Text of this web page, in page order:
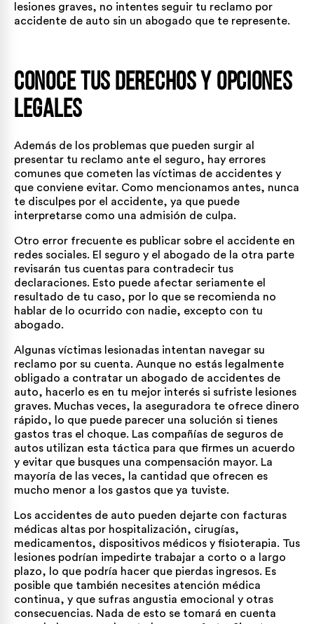
lesiones graves, no intentes seguir tu reclamo por
accidente de auto sin un abogado que te represente.
Conoce tus derechos y opciones
legales
Además de los problemas que pueden surgir al
presentar tu reclamo ante el seguro, hay errores
comunes que cometen las víctimas de accidentes y
que conviene evitar. Como mencionamos antes, nunca
te disculpes por el accidente, ya que puede
interpretarse como una admisión de culpa.
Otro error frecuente es publicar sobre el accidente en
redes sociales. El seguro y el abogado de la otra parte
revisarán tus cuentas para contradecir tus
declaraciones. Esto puede afectar seriamente el
resultado de tu caso, por lo que se recomienda no
hablar de lo ocurrido con nadie, excepto con tu
abogado.
Algunas víctimas lesionadas intentan navegar su
reclamo por su cuenta. Aunque no estás legalmente
obligado a contratar un abogado de accidentes de
auto, hacerlo es en tu mejor interés si sufriste lesiones
graves. Muchas veces, la aseguradora te ofrece dinero
rápido, lo que puede parecer una solución si tienes
gastos tras el choque. Las compañías de seguros de
autos utilizan esta táctica para que firmes un acuerdo
y evitar que busques una compensación mayor. La
mayoría de las veces, la cantidad que ofrecen es
mucho menor a los gastos que ya tuviste.
Los accidentes de auto pueden dejarte con facturas
médicas altas por hospitalización, cirugías,
medicamentos, dispositivos médicos y fisioterapia. Tus
lesiones podrían impedirte trabajar a corto o a largo
plazo, lo que podría hacer que pierdas ingresos. Es
posible que también necesites atención médica
continua, y que sufras angustia emocional y otras
consecuencias. Nada de esto se tomará en cuenta